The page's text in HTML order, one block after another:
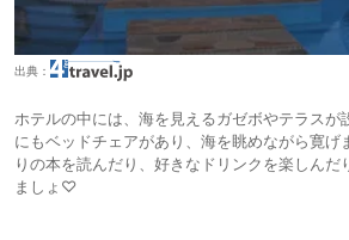
出典：
ホテルの中には、海を見えるガゼボやテラスが
にもベッドチェアがあり、海を眺めながら寛げ
りの本を読んだり、好きなドリンクを楽しんだ
ましょ♡